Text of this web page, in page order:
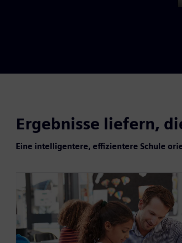
Ergebnisse liefern,
Eine intelligentere, effizientere Schule